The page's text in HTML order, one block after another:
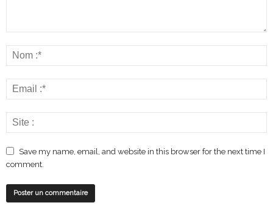
Save my name, email, and website in this browser for the next time I
comment.